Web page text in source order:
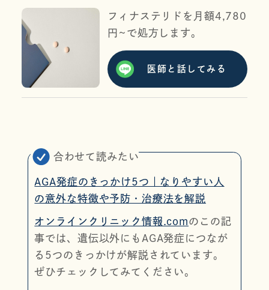
フィナステリドを月額4,780
円~で処方します。
医師と話してみる
合わせて読みたい
AGA発症のきっかけ5つ｜なりやすい人
の意外な特徴や予防・治療法を解説
オンラインクリニック情報.comのこの記
事では、遺伝以外にもAGA発症につなが
る5つのきっかけが解説されています。
ぜひチェックしてみてください。